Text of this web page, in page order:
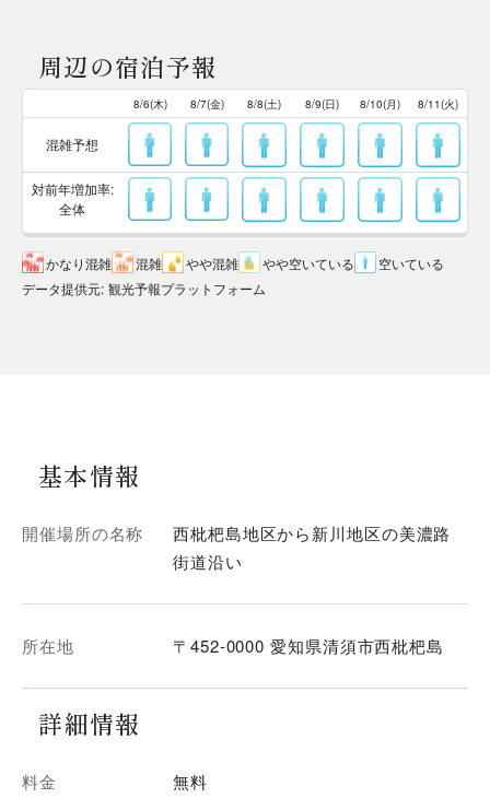
周辺の宿泊予報
8/6(木) 8/7(金) 8/8(土) 8/9(日) 8/10(月) 8/11(火)
混雑予想
対前年増加率:
全体
かなり混雑 混雑 やや混雑 やや空いている
空いている
データ提供元: 観光予報プラットフォーム
基本情報
開催場所の名称
西枇杷島地区から新川地区の美濃路
街道沿い
所在地 〒452-0000 愛知県清須市西枇杷島
詳細情報
料金 無料